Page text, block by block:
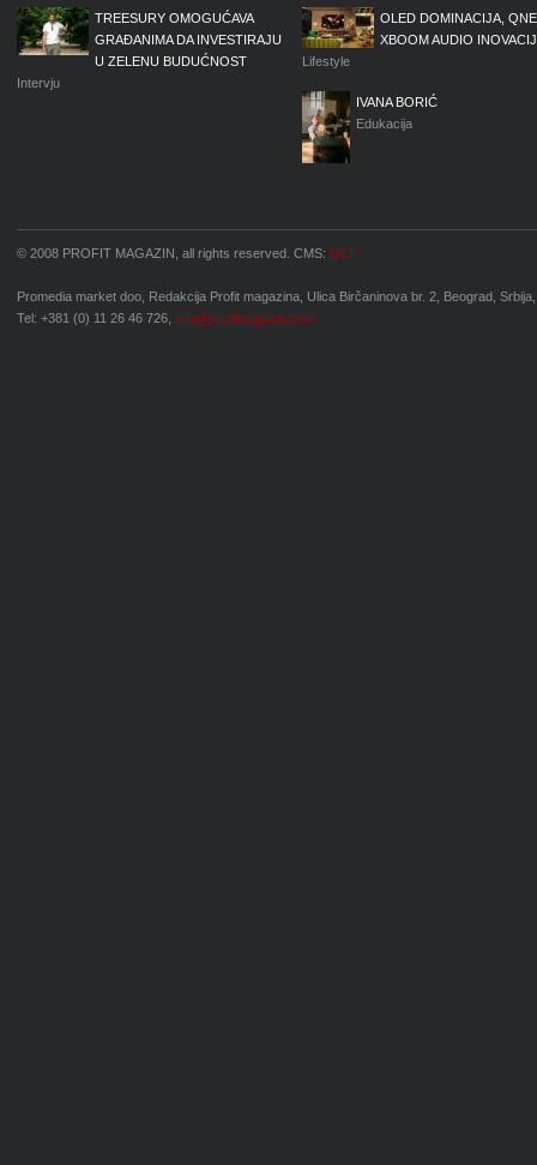
TREESURY OMOGUĆAVA
GRAĐANIMA DA INVESTIRAJU
U ZELENU BUDUĆNOST
Intervju
OLED DOMINACIJA,
XBOOM AUDIO
Lifestyle
IVANA BORIĆ
Edukacija
© 2008 PROFIT MAGAZIN, all rights reserved. CMS: OCP
Promedia market doo, Redakcija Profit magazina, Ulica Birčaninova br. 2, Beograd, Srbija,
Tel: +381 (0) 11 26 46 726, info@profitmagazin.com